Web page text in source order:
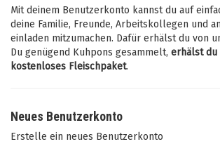
Mit deinem Benutzerkonto kannst du auf
deine Familie, Freunde, Arbeitskollegen und
einladen mitzumachen. Dafür erhälst du von
Du genügend Kuhpons gesammelt, erhälst du
kostenloses Fleischpaket.
Neues Benutzerkonto
Erstelle ein neues Benutzerkonto